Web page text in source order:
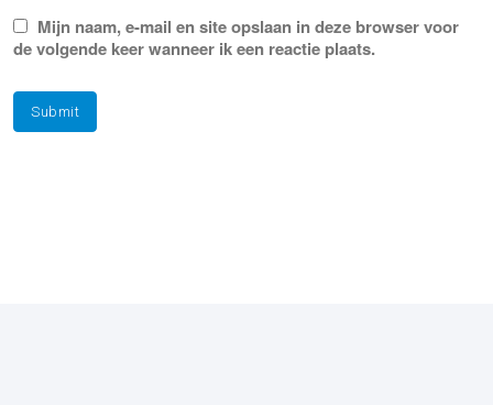
Mijn naam, e-mail en site opslaan in deze browser voor
de volgende keer wanneer ik een reactie plaats.